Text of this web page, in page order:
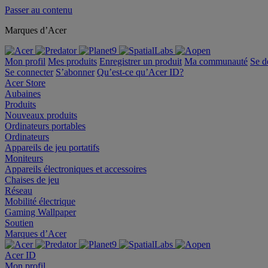
Passer au contenu
Marques d’Acer
Mon profil Mes produits Enregistrer un produit Ma communauté Se
Se connecter S’abonner Qu’est-ce qu’Acer ID?
Acer Store
Aubaines
Produits
Nouveaux produits
Ordinateurs portables
Ordinateurs
Appareils de jeu portatifs
Moniteurs
Appareils électroniques et accessoires
Chaises de jeu
Réseau
Mobilité électrique
Gaming Wallpaper
Soutien
Marques d’Acer
Acer ID
Mon profil